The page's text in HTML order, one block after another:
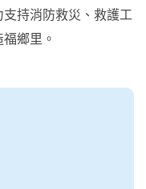
持消防救災、救護工
鄉里。